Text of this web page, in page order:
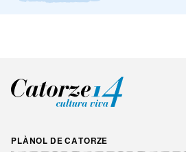
PLÀNOL DE CATORZE